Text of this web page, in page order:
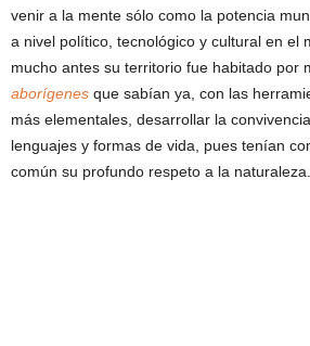
venir a la mente sólo como la potencia
a nivel político, tecnológico y cultural en el
mucho antes su territorio fue habitado por
aborígenes que sabían ya, con las
más elementales, desarrollar la
lenguajes y formas de vida, pues tenían
común su profundo respeto a la naturaleza.